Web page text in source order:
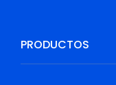
PRODUCTOS